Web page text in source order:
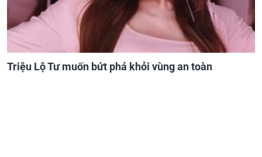
Triệu Lộ Tư muốn bứt phá khỏi vùng an toàn